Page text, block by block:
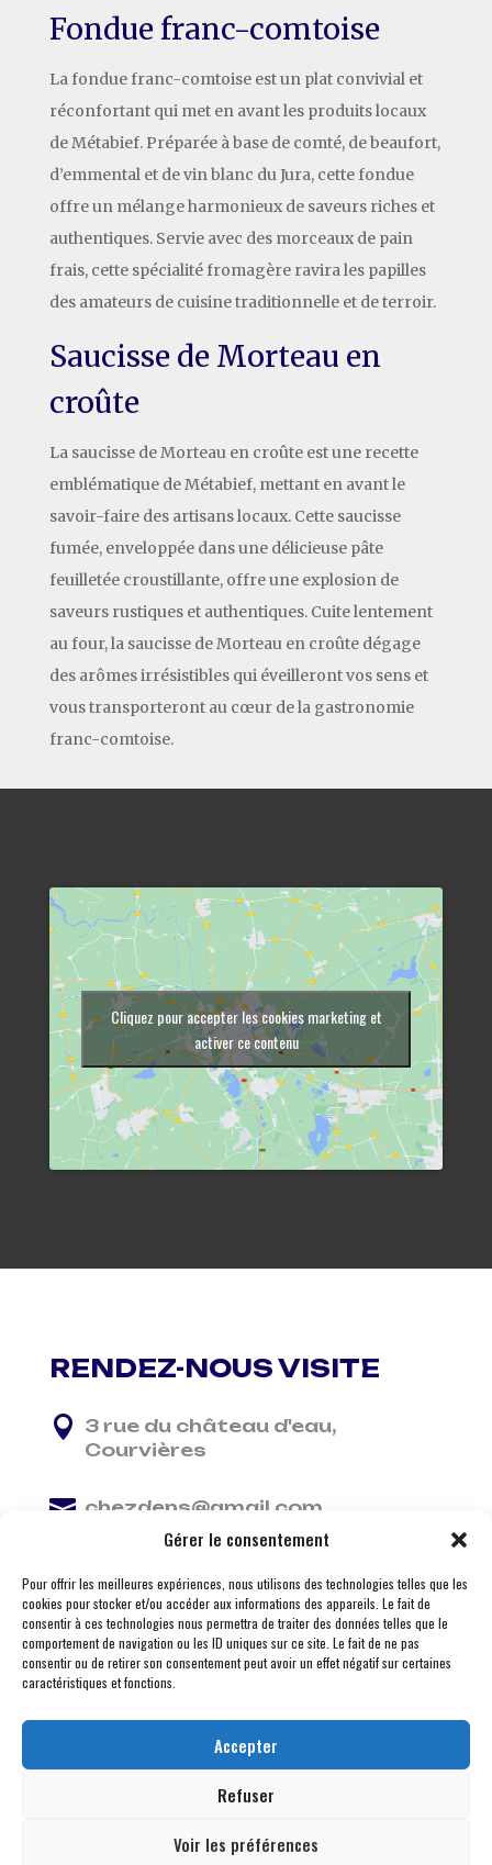
Gérer le consentement
Pour offrir les meilleures expériences, nous utilisons des technologies telles que les
cookies pour stocker et/ou accéder aux informations des appareils. Le fait de
consentir à ces technologies nous permettra de traiter des données telles que le
comportement de navigation ou les ID uniques sur ce site. Le fait de ne pas
consentir ou de retirer son consentement peut avoir un effet négatif sur certaines
caractéristiques et fonctions.
Accepter
Refuser
Voir les préférences
Fondue franc-comtoise
La fondue franc-comtoise est un plat convivial et
réconfortant qui met en avant les produits locaux
de Métabief. Préparée à base de comté, de beaufort,
d’emmental et de vin blanc du Jura, cette fondue
offre un mélange harmonieux de saveurs riches et
authentiques. Servie avec des morceaux de pain
frais, cette spécialité fromagère ravira les papilles
des amateurs de cuisine traditionnelle et de terroir.
Saucisse de Morteau en
croûte
La saucisse de Morteau en croûte est une recette
emblématique de Métabief, mettant en avant le
savoir-faire des artisans locaux. Cette saucisse
fumée, enveloppée dans une délicieuse pâte
feuilletée croustillante, offre une explosion de
saveurs rustiques et authentiques. Cuite lentement
au four, la saucisse de Morteau en croûte dégage
des arômes irrésistibles qui éveilleront vos sens et
vous transporteront au cœur de la gastronomie
franc-comtoise.
Cliquez pour accepter les cookies marketing et
activer ce contenu
RENDEZ-NOUS VISITE
 3 rue du château d'eau,
Courvières
 chezdens@gmail.com
© 2026 M Development–Mentions légales